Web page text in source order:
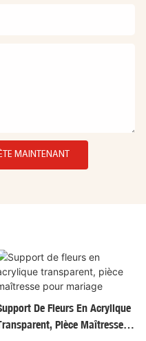
MAINTENANT
De Fleurs En Acrylique
Pièce Maîtresse